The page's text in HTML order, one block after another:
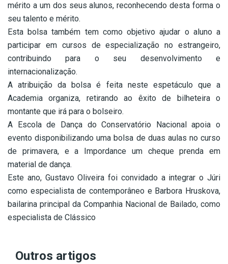
mérito a um dos seus alunos, reconhecendo desta forma o
seu talento e mérito.
Esta bolsa também tem como objetivo ajudar o aluno a
participar em cursos de especialização no estrangeiro,
contribuindo para o seu desenvolvimento e
internacionalização.
A atribuição da bolsa é feita neste espetáculo que a
Academia organiza, retirando ao êxito de bilheteira o
montante que irá para o bolseiro.
A Escola de Dança do Conservatório Nacional apoia o
evento disponibilizando uma bolsa de duas aulas no curso
de primavera, e a Impordance um cheque prenda em
material de dança.
Este ano, Gustavo Oliveira foi convidado a integrar o Júri
como especialista de contemporâneo e Barbora Hruskova,
bailarina principal da Companhia Nacional de Bailado, como
especialista de Clássico
Outros artigos